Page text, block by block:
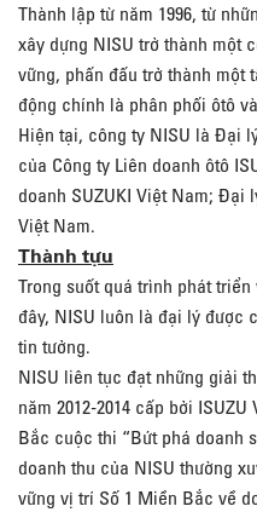
Thành lập từ năm 1996, từ
xây dựng NISU trở thành một
vững, phấn đấu trở thành một
động chính là phân phối ôtô
Hiện tại, công ty NISU là Đại
của Công ty Liên doanh ôtô
doanh SUZUKI Việt Nam; Đại
Việt Nam.
Thành tựu
Trong suốt quá trình phát
đây, NISU luôn là đại lý được
tin tưởng.
NISU liên tục đạt những giải
năm 2012-2014 cấp bởi
Bắc cuộc thi “Bứt phá doanh
doanh thu của NISU thường
vững vị trí Số 1 Miền Bắc về